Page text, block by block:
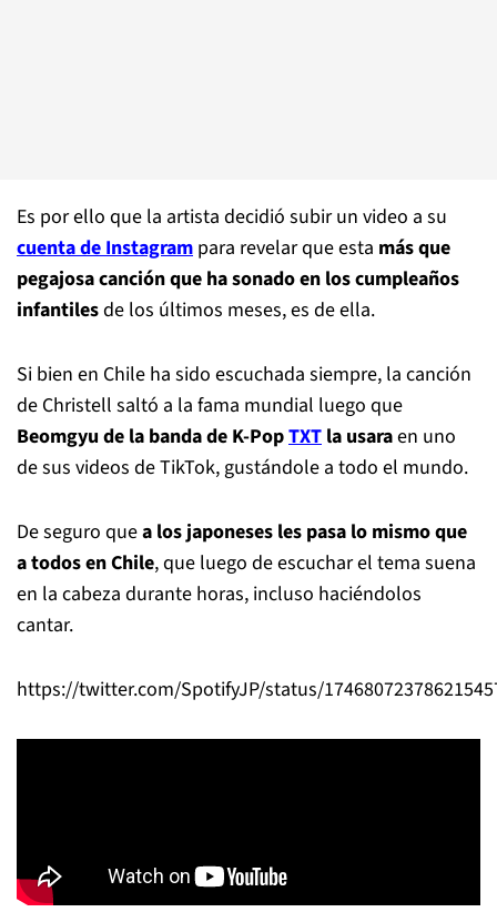
Es por ello que la artista decidió subir un video a su
cuenta de Instagram para revelar que esta más que
pegajosa canción que ha sonado en los cumpleaños
infantilesde los últimos meses, es de ella.
Si bien en Chile ha sido escuchada siempre, la canción
de Christell saltó a la fama mundial luego que
Beomgyu de la banda de K-PopTXT la usaraen uno
de sus videos de TikTok, gustándole a todo el mundo.
De seguro quea los japoneses les pasa lo mismo que
a todos en Chile, que luego de escuchar el tema suena
en la cabeza durante horas, incluso haciéndolos
cantar.
https://twitter.com/SpotifyJP/status/